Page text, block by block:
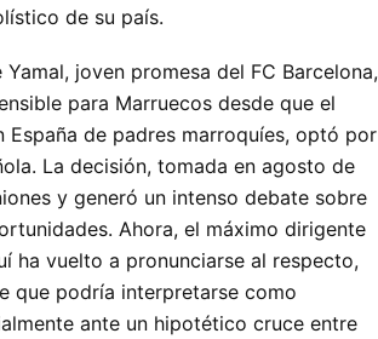
de su país.
Yamal, joven promesa del FC Barcelona,
para Marruecos desde que el
España de padres marroquíes, optó por
La decisión, tomada en agosto de
y generó un intenso debate sobre
Ahora, el máximo dirigente
ha vuelto a pronunciarse al respecto,
que podría interpretarse como
ante un hipotético cruce entre